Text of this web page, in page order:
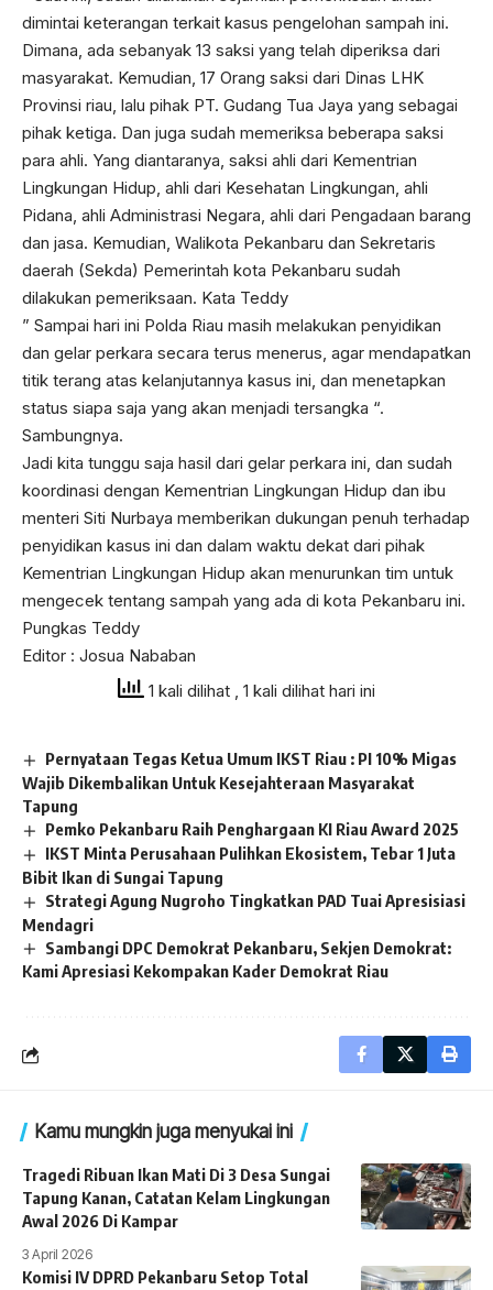
dimintai keterangan terkait kasus pengelohan sampah ini.
Dimana, ada sebanyak 13 saksi yang telah diperiksa dari
masyarakat. Kemudian, 17 Orang saksi dari Dinas LHK
Provinsi riau, lalu pihak PT. Gudang Tua Jaya yang sebagai
pihak ketiga. Dan juga sudah memeriksa beberapa saksi
para ahli. Yang diantaranya, saksi ahli dari Kementrian
Lingkungan Hidup, ahli dari Kesehatan Lingkungan, ahli
Pidana, ahli Administrasi Negara, ahli dari Pengadaan barang
dan jasa. Kemudian, Walikota Pekanbaru dan Sekretaris
daerah (Sekda) Pemerintah kota Pekanbaru sudah
dilakukan pemeriksaan. Kata Teddy
” Sampai hari ini Polda Riau masih melakukan penyidikan
dan gelar perkara secara terus menerus, agar mendapatkan
titik terang atas kelanjutannya kasus ini, dan menetapkan
status siapa saja yang akan menjadi tersangka “.
Sambungnya.
Jadi kita tunggu saja hasil dari gelar perkara ini, dan sudah
koordinasi dengan Kementrian Lingkungan Hidup dan ibu
menteri Siti Nurbaya memberikan dukungan penuh terhadap
penyidikan kasus ini dan dalam waktu dekat dari pihak
Kementrian Lingkungan Hidup akan menurunkan tim untuk
mengecek tentang sampah yang ada di kota Pekanbaru ini.
Pungkas Teddy
Editor : Josua Nababan
1 kali dilihat
, 1 kali dilihat hari ini
Pernyataan Tegas Ketua Umum IKST Riau : PI 10% Migas
Wajib Dikembalikan Untuk Kesejahteraan Masyarakat
Tapung
Pemko Pekanbaru Raih Penghargaan KI Riau Award 2025
IKST Minta Perusahaan Pulihkan Ekosistem, Tebar 1 Juta
Bibit Ikan di Sungai Tapung
Strategi Agung Nugroho Tingkatkan PAD Tuai Apresisiasi
Mendagri
Sambangi DPC Demokrat Pekanbaru, Sekjen Demokrat:
Kami Apresiasi Kekompakan Kader Demokrat Riau
Kamu mungkin juga menyukai ini
Tragedi Ribuan Ikan Mati Di 3 Desa Sungai
Tapung Kanan, Catatan Kelam Lingkungan
Awal 2026 Di Kampar
3 April 2026
Komisi IV DPRD Pekanbaru Setop Total